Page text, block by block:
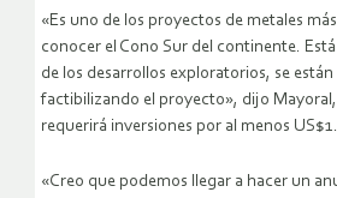
«Es uno de los proyectos de metales
conocer el Cono Sur del continente.
de los desarrollos exploratorios, se
factibilizando el proyecto», dijo
requerirá inversiones por al menos
«Creo que podemos llegar a hacer un